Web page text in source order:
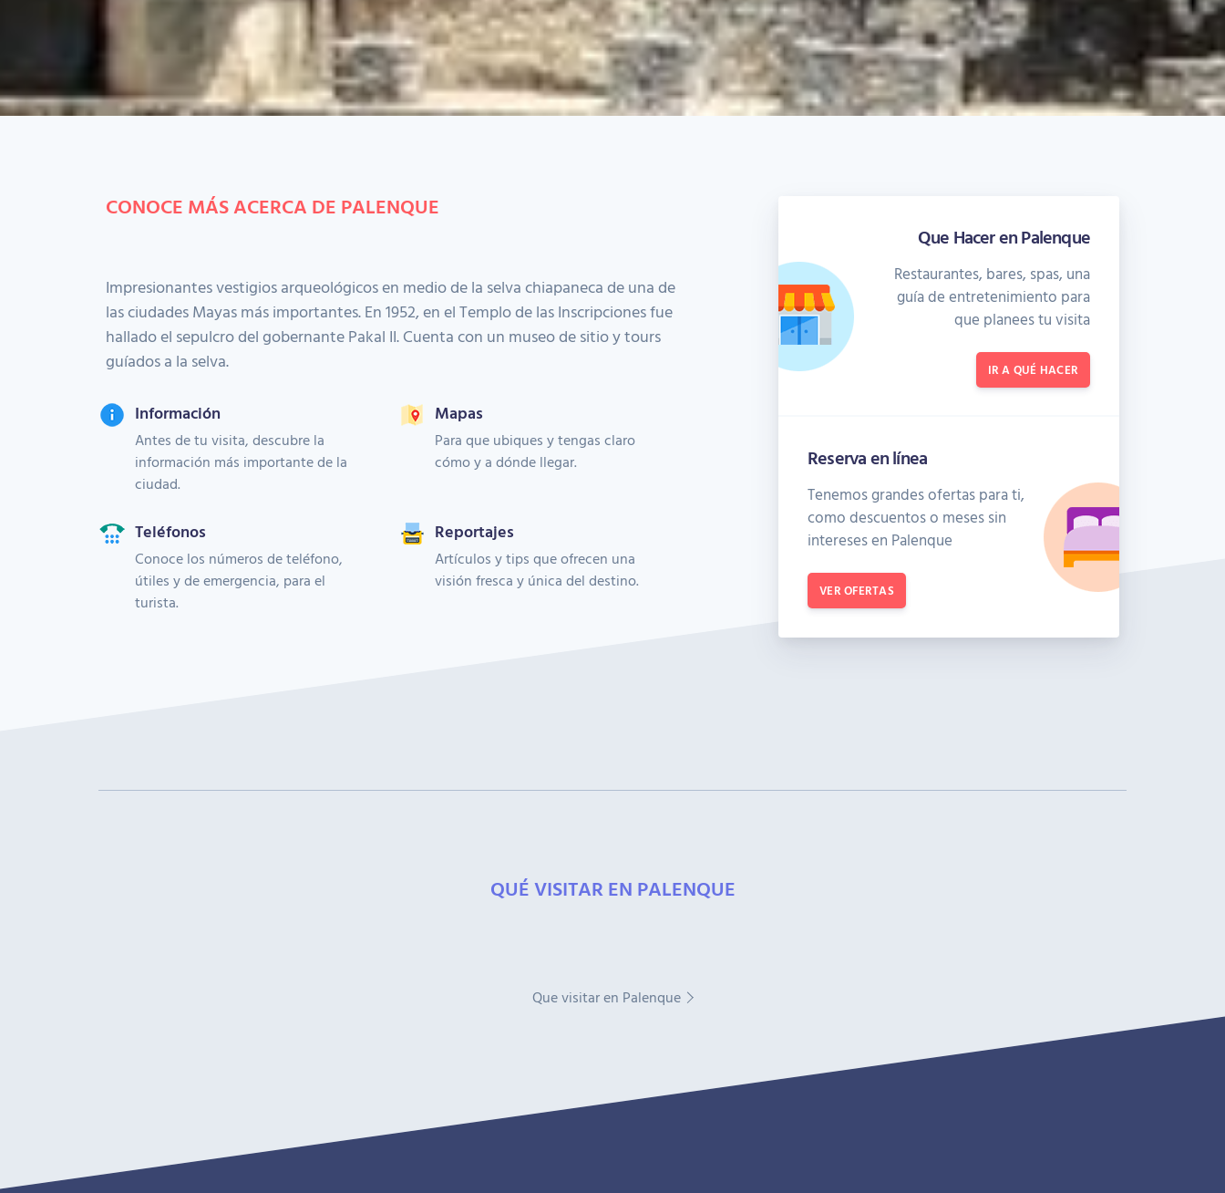
CONOCE MÁS ACERCA DE PALENQUE
Impresionantes vestigios arqueológicos en medio de la selva chiapaneca de una de
las ciudades Mayas más importantes. En 1952, en el Templo de las Inscripciones fue
hallado el sepulcro del gobernante Pakal II. Cuenta con un museo de sitio y tours
guíados a la selva.
Información
Antes de tu visita, descubre la
información más importante de la
ciudad.
Mapas
Para que ubiques y tengas claro
cómo y a dónde llegar.
Teléfonos
Conoce los números de teléfono,
útiles y de emergencia, para el
turista.
Reportajes
Artículos y tips que ofrecen una
visión fresca y única del destino.
Que Hacer en Palenque
Restaurantes, bares, spas, una
guía de entretenimiento para
que planees tu visita
IR A QUÉ HACER
Reserva en línea
Tenemos grandes ofertas para ti,
como descuentos o meses sin
intereses en Palenque
VER OFERTAS
QUÉ VISITAR EN PALENQUE
Que visitar en Palenque